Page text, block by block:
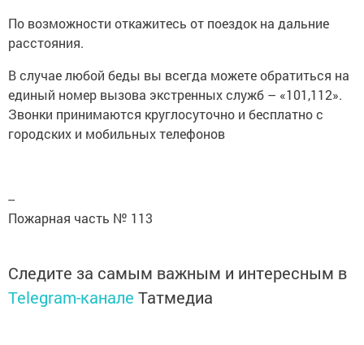
По возможности откажитесь от поездок на дальние
расстояния.
В случае любой беды вы всегда можете обратиться на
единый номер вызова экстренных служб – «101,112».
Звонки принимаются круглосуточно и бесплатно с
городских и мобильных телефонов
--
Пожарная часть № 113
Следите за самым важным и интересным в
Telegram-канале Татмедиа